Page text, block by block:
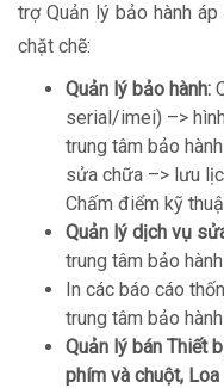
trợ Quản lý bảo hành
chặt chẽ:
Quản lý bảo hành:
serial/imei) –>
trung tâm bảo
sửa chữa –> lưu
Chấm điểm kỹ
Quản lý dịch vụ
trung tâm bảo hành
In các báo cáo
trung tâm bảo
Quản lý bán Thiết
phím và chuột,